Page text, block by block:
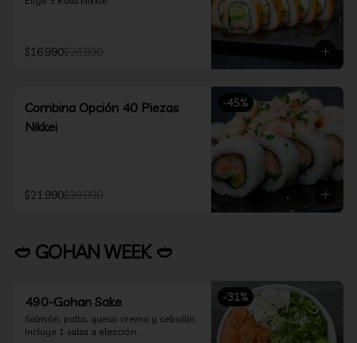
$16.990$26.990
-45%
Combina Opción 40 Piezas
Nikkei
$21.990$39.990
🥙 GOHAN WEEK 🥙
-31%
490-Gohan Sake
Salmón, palta, queso crema y cebollín.
Incluye 1 salsa a elección.